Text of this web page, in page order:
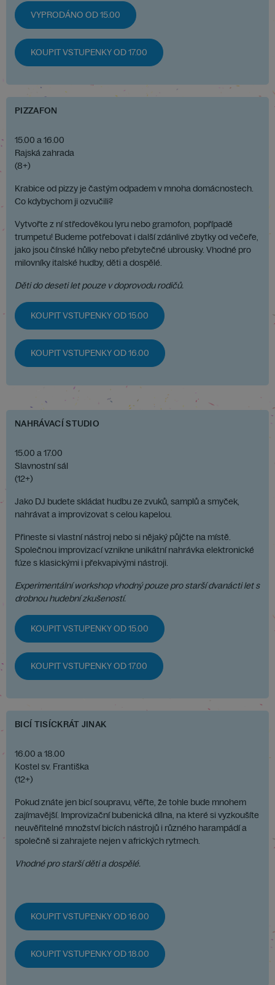
VYPRODÁNO OD 15.00
KOUPIT VSTUPENKY OD 17.00
PIZZAFON
15.00 a 16.00
Rajská zahrada
(8+)
Krabice od pizzy je častým odpadem v mnoha domácnostech.
Co kdybychom ji ozvučili?
Vytvořte z ní středověkou lyru nebo gramofon, popřípadě
trumpetu! Budeme potřebovat i další zdánlivé zbytky od večeře,
jako jsou čínské hůlky nebo přebytečné ubrousky. Vhodné pro
milovníky italské hudby, děti a dospělé.
Děti do deseti let pouze v doprovodu rodičů.
KOUPIT VSTUPENKY OD 15.00
KOUPIT VSTUPENKY OD 16.00
NAHRÁVACÍ STUDIO
15.00 a 17.00
Slavnostní sál
(12+)
Jako DJ budete skládat hudbu ze zvuků, samplů a smyček,
nahrávat a improvizovat s celou kapelou.
Přineste si vlastní nástroj nebo si nějaký půjčte na místě.
Společnou improvizací vznikne unikátní nahrávka elektronické
fúze s klasickými i překvapivými nástroji.
Experimentální workshop vhodný pouze pro starší dvanácti let s
drobnou hudební zkušeností.
KOUPIT VSTUPENKY OD 15.00
KOUPIT VSTUPENKY OD 17.00
BICÍ TISÍCKRÁT JINAK
16.00 a 18.00
Kostel sv. Františka
(12+)
Pokud znáte jen bicí soupravu, věřte, že tohle bude mnohem
zajímavější. Improvizační bubenická dílna, na které si vyzkoušíte
neuvěřitelné množství bicích nástrojů i různého harampádí a
společně si zahrajete nejen v afrických rytmech.
Vhodné pro starší děti a dospělé.
KOUPIT VSTUPENKY OD 16.00
KOUPIT VSTUPENKY OD 18.00